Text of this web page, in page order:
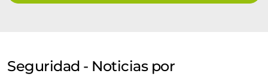
Seguridad - Noticias por